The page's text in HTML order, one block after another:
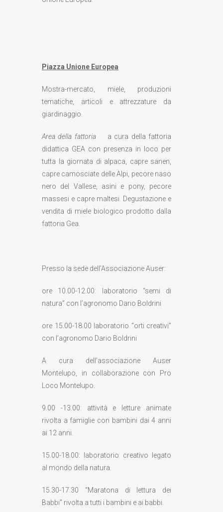
Piazza Unione Europea
Mostra-mercato, miele, produzioni
tematiche, articoli e attrezzature da
giardinaggio.
Area della fattoria
a cura della fattoria
didattica GEA con presenza in loco per
tutta la giornata di alpaca, capre sanen,
capre camosciate delle Alpi, pecore naso
nero del Vallese, asini e pony, pecore
massesi e capre maltesi. Degustazione e
vendita di miele biologico prodotto dalla
fattoria Gea.
Presso la sede dell’Associazione Auser:
ore 10.00-12.00: laboratorio “semi di
natura” con l’agronomo Dario Boldrini
ore 15.00-18.00 laboratorio “orti creativi”
con l’agronomo Dario Boldrini
A cura dell’associazione Auser
Montelupo, in collaborazione con Pro
Loco Montelupo.
9.00 -13.00: attività e letture animate
rivolta a famiglie con bambini dai 4 anni
ai 12 anni.
15.00-18.00: laboratorio creativo legato
al mondo della natura.
15.30-17.30 “Maratona di lettura dei
Babbi” rivolta a tutti i bambini e ai babbi.